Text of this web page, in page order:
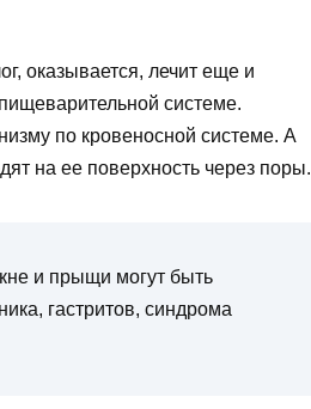
оказывается, лечит еще и
системе.
по кровеносной системе. А
на ее поверхность через поры.
и прыщи могут быть
гастритов, синдрома